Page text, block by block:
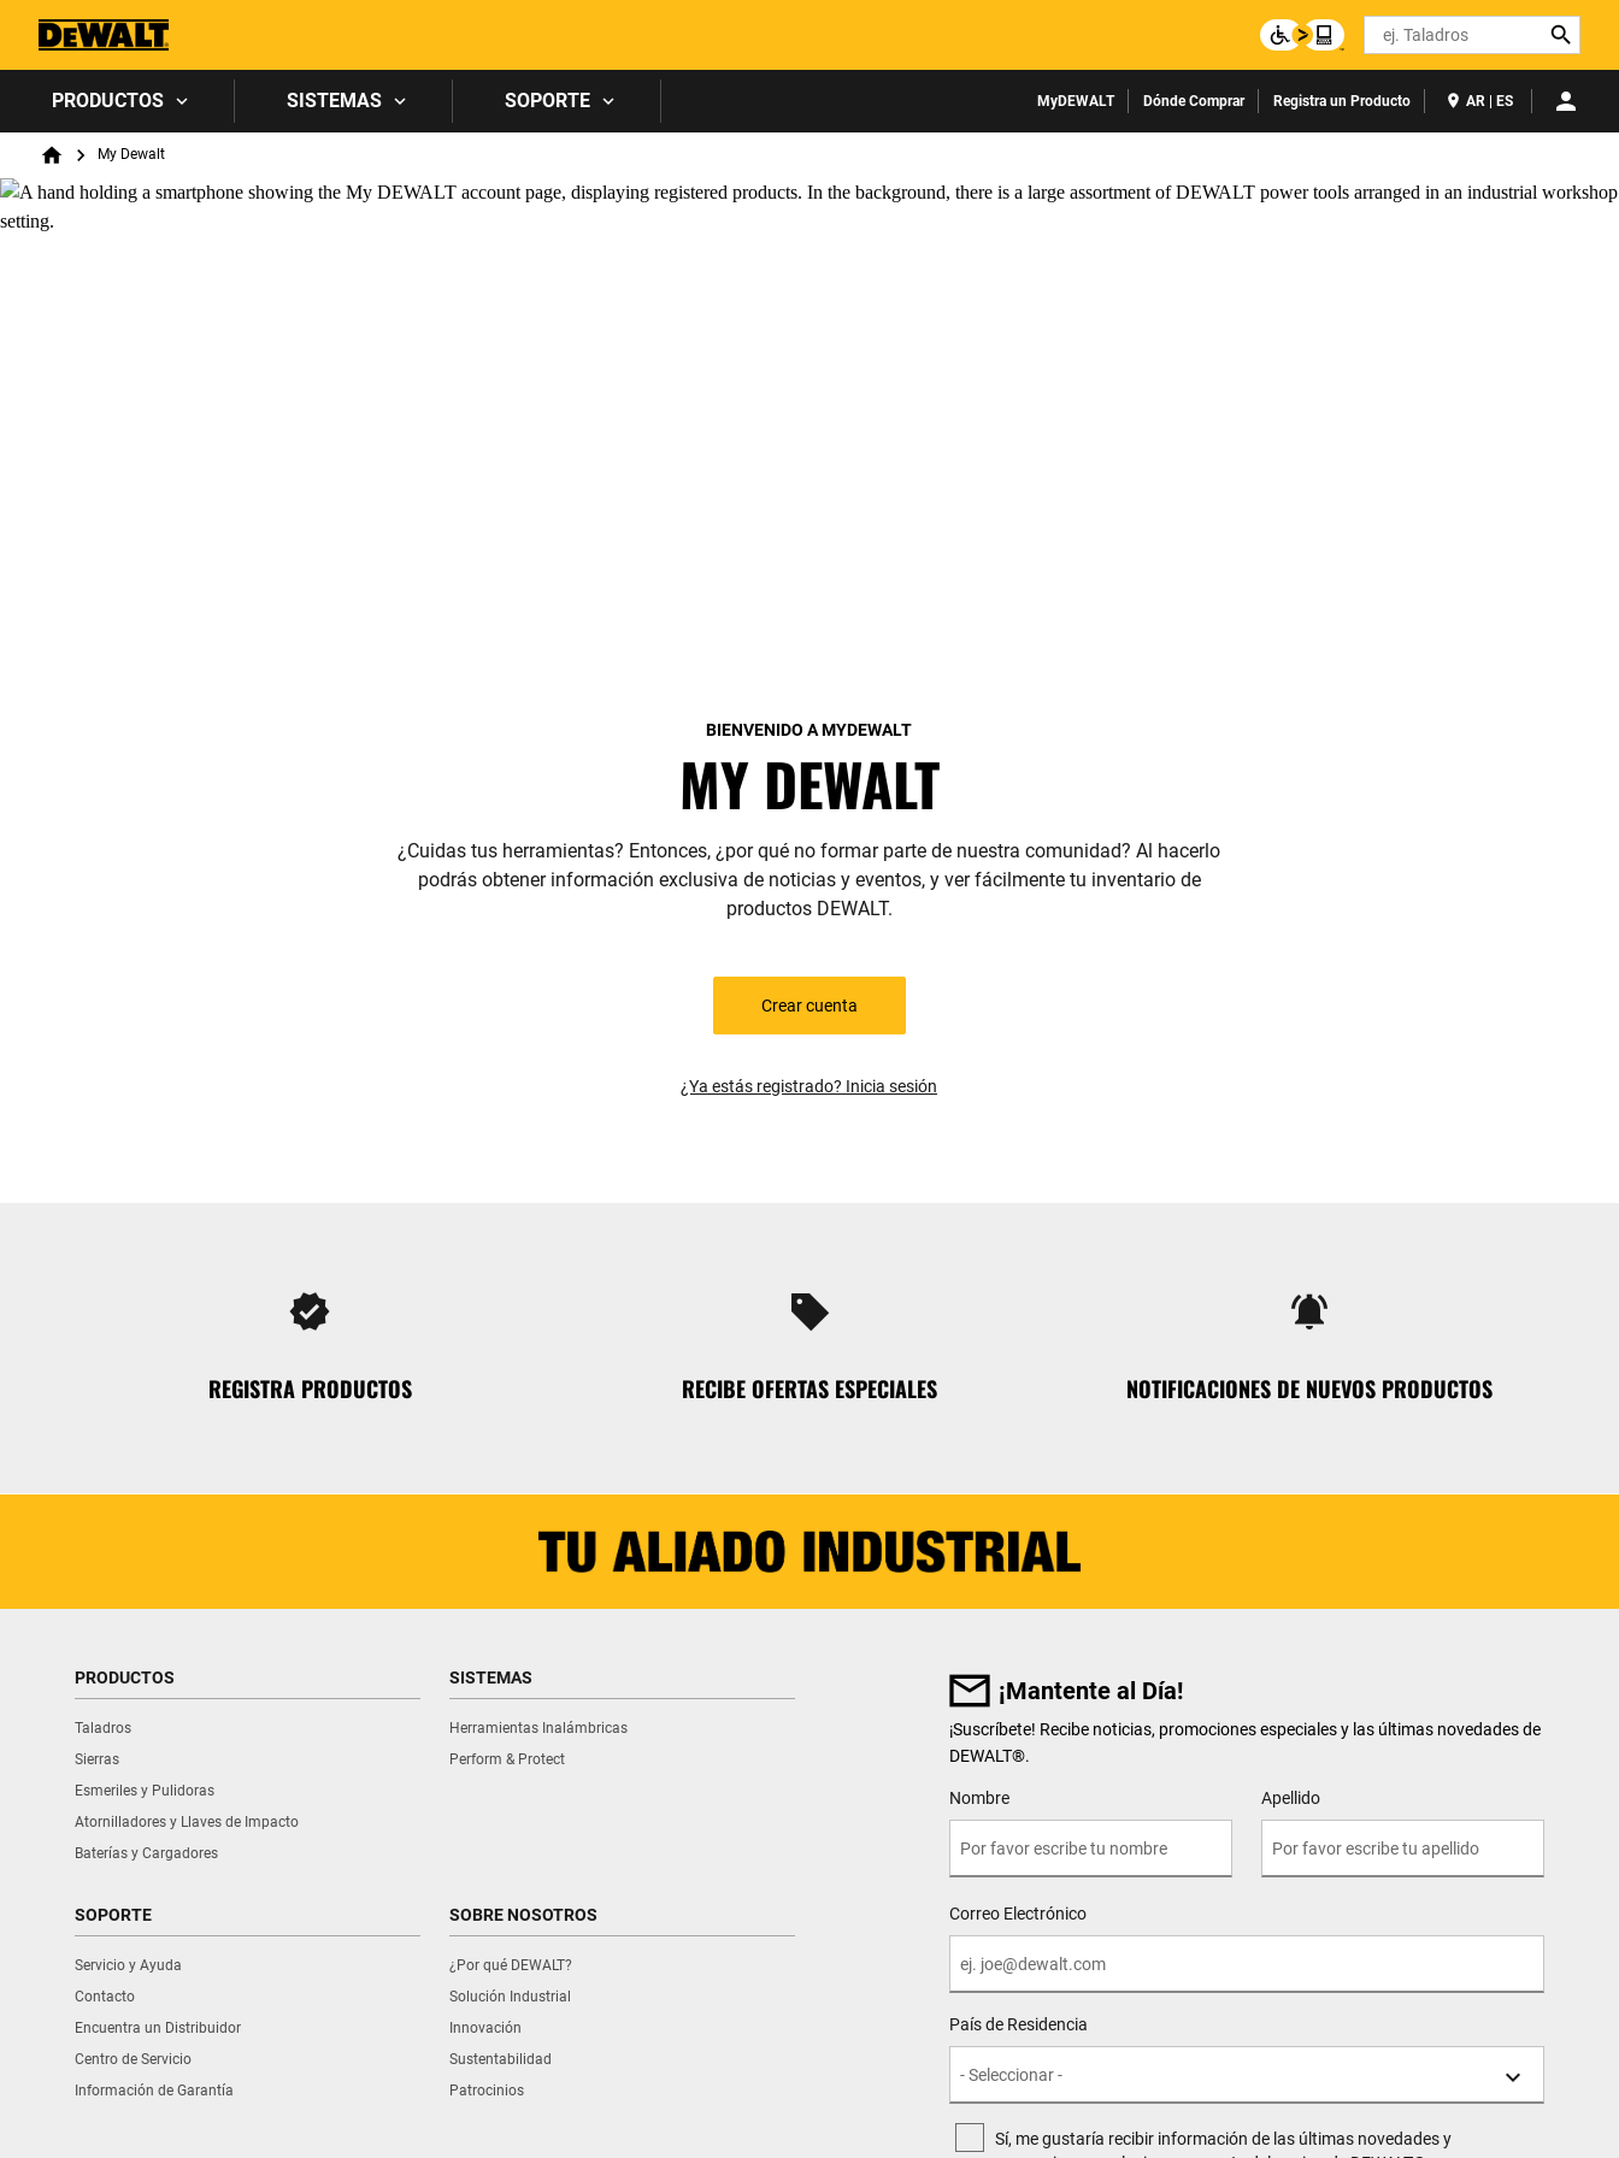
Search
PRODUCTOS SISTEMAS SOPORTE MyDEWALT Dónde Comprar Registra un Producto AR | ES
Breadcrumb
HomeMy Dewalt
BIENVENIDO A MYDEWALT
MY DEWALT
¿Cuidas tus herramientas? Entonces, ¿por qué no formar parte de nuestra comunidad? Al hacerlo
podrás obtener información exclusiva de noticias y eventos, y ver fácilmente tu inventario de
productos DEWALT.
Crear cuenta
¿Ya estás registrado? Inicia sesión
verified
REGISTRA PRODUCTOS
sell
RECIBE OFERTAS ESPECIALES
notifications_active
NOTIFICACIONES DE NUEVOS PRODUCTOS
PRODUCTOS
Taladros
Sierras
Esmeriles y Pulidoras
Atornilladores y Llaves de Impacto
Baterías y Cargadores
SISTEMAS
Herramientas Inalámbricas
Perform & Protect
SOPORTE
Servicio y Ayuda
Contacto
Encuentra un Distribuidor
Centro de Servicio
Información de Garantía
SOBRE NOSOTROS
¿Por qué DEWALT?
Solución Industrial
Innovación
Sustentabilidad
Patrocinios
¡Mantente al Día!
¡Suscríbete! Recibe noticias, promociones especiales y las últimas novedades de
DEWALT®.
User Details
Nombre Apellido
Correo Electrónico
País de Residencia
Sí, me gustaría recibir información de las últimas novedades y